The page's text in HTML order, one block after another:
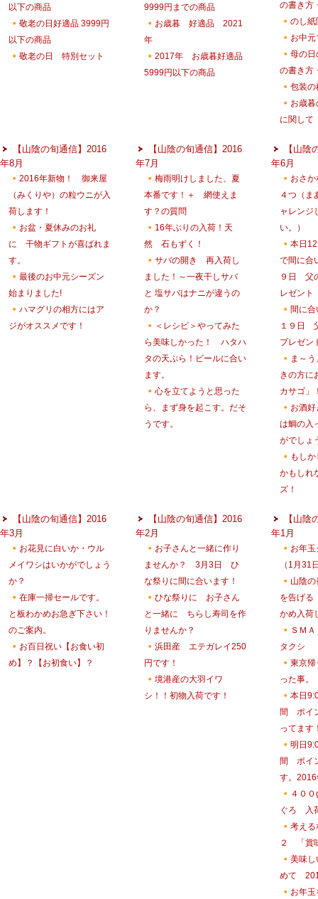
以下の商品
敬老の日好適品 3999円
以下の商品
敬老の日 特別セット
9999円までの商品
お歳暮 好適品 2021
年
2017年 お歳暮好適品
5999円以下の商品
の書き方
のし紙
お中元
母の日
の書き方
包装の
お歳暮
に関して
【山陰の旬通信】2016
年8月
2016年新物！ 御来屋
（みくりや）の粒ウニが入
荷します！
お盆・夏休みのお礼
に 干物ギフトが喜ばれま
す。
最後のお中元シーズン
始まりました!
ハマグリの相方にはア
ジがオススメです！
【山陰の旬通信】2016
年7月
梅雨明けしました、夏
本番です！＋ 網使えま
す？の質問
16年ぶりの入荷！天
然 石もずく！
サバの開き 再入荷し
ました！～一夜干しサバ
と 塩サバはナニが違うの
か？
＜レシピ＞やってみた
ら美味しかった！ ハタハ
タの天ぷら！ビールに合い
ます。
心を立てようと思った
ら、まず身を起こす。だそ
うです。
【山陰
年6月
おさ
４つ（ま
ャレンジ
い。）
本日
で間に合
９日 父
レゼント
間に
１９日
プレゼン
ま～
きの方に
カサゴ」
お酒好
は鯛の入
がでしょ
もし
かもしれ
ズ！
【山陰の旬通信】2016
年3月
お花見に白いか・ウル
メイワシはいかがでしょう
か？
在庫一掃セールです。
と板わかめお急ぎ下さい！
のご案内。
お百日祝い【お食い初
め】？【お初食い】？
【山陰の旬通信】2016
年2月
お子さんと一緒に作り
ませんか？ 3月3日 ひ
な祭りに間に合います！
ひな祭りに お子さん
と一緒に ちらし寿司を作
りませんか？
浜田産 エテガレイ250
円です！
境港産の大羽イワ
シ！！初物入荷です！
【山陰
年1月
お年
（1月31
山陰の
を告げ
かめ入荷
ＳＭ
タクシ
東京帰
った事。
本日
間 ポイ
ってます
明日
間 ポイ
す。2016
４０
ぐろ 入
考える
２ 「賞
美味し
めて
お年玉